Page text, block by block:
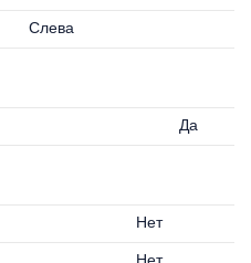
Слева
Да
Нет